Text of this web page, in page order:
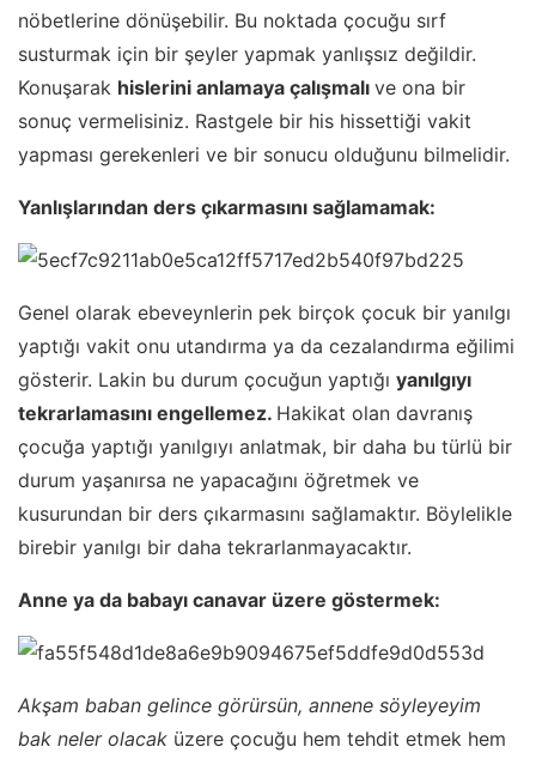
nöbetlerine dönüşebilir. Bu noktada çocuğu sırf
susturmak için bir şeyler yapmak yanlışsız değildir.
Konuşarak hislerini anlamaya çalışmalı ve ona bir
sonuç vermelisiniz. Rastgele bir his hissettiği vakit
yapması gerekenleri ve bir sonucu olduğunu bilmelidir.
Yanlışlarından ders çıkarmasını sağlamamak:
Genel olarak ebeveynlerin pek birçok çocuk bir yanılgı
yaptığı vakit onu utandırma ya da cezalandırma eğilimi
gösterir. Lakin bu durum çocuğun yaptığı yanılgıyı
tekrarlamasını engellemez. Hakikat olan davranış
çocuğa yaptığı yanılgıyı anlatmak, bir daha bu türlü bir
durum yaşanırsa ne yapacağını öğretmek ve
kusurundan bir ders çıkarmasını sağlamaktır. Böylelikle
birebir yanılgı bir daha tekrarlanmayacaktır.
Anne ya da babayı canavar üzere göstermek:
Akşam baban gelince görürsün, annene söyleyeyim
bak neler olacak üzere çocuğu hem tehdit etmek hem